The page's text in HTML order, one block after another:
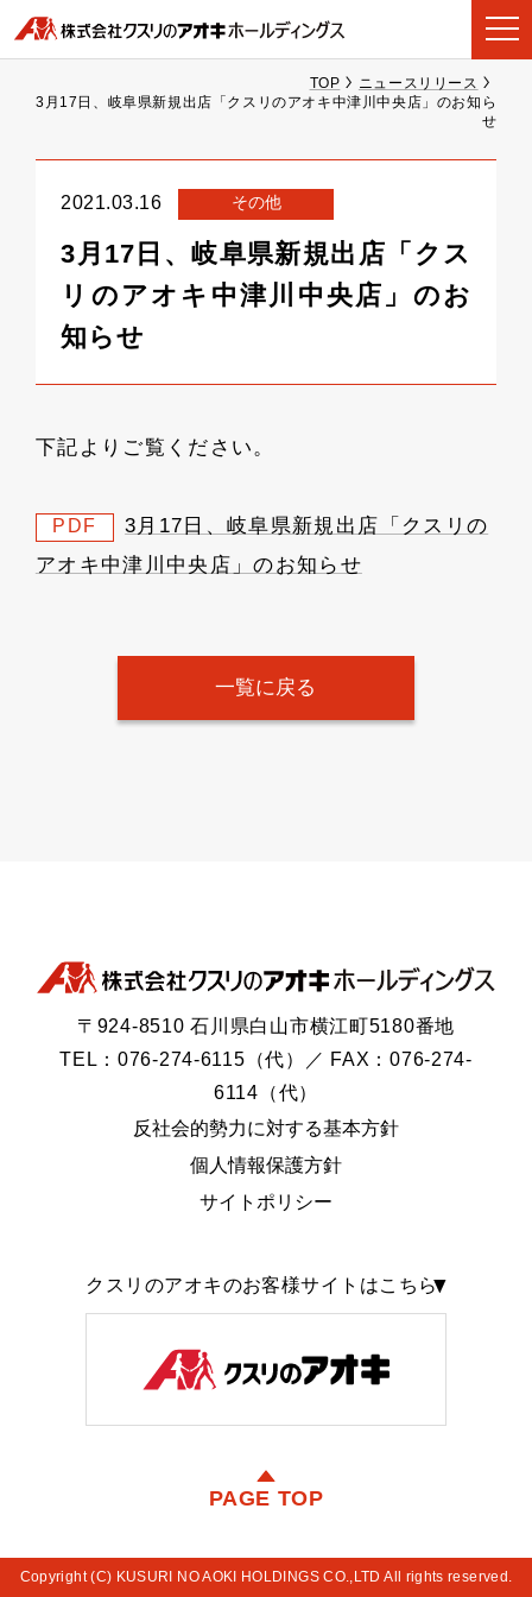
TOP
ニュースリリース
3月17日、岐阜県新規出店「クスリのアオキ中津川中央店」のお知ら
せ
2021.03.16 その他
3月17日、岐阜県新規出店「クス
リのアオキ中津川中央店」のお
知らせ
下記よりご覧ください。
PDF
3月17日、岐阜県新規出店「クスリの
アオキ中津川中央店」のお知らせ
一覧に戻る
〒924-8510 石川県白山市横江町5180番地
TEL：076-274-6115（代）／ FAX：076-274-
6114（代）
反社会的勢力に対する基本方針
個人情報保護方針
サイトポリシー
クスリのアオキのお客様サイトはこちら
PAGE TOP
Copyright (C) KUSURI NO AOKI HOLDINGS CO.,LTD All rights reserved.